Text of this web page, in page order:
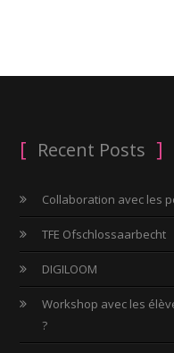
Recent Posts
Collaboration avec les
TFE Ofschlossaarbecht
DIGILOOM
Workshop avec les
?